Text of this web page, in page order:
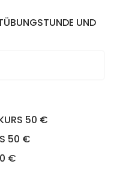
UND
50 €
50 €
€